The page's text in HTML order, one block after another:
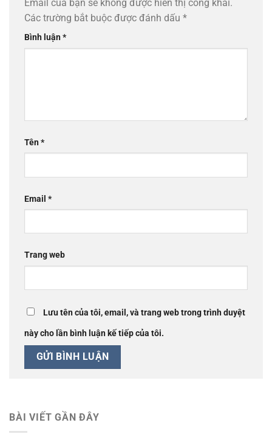
Email của bạn sẽ không được hiển thị công khai.
Các trường bắt buộc được đánh dấu *
Bình luận*
Tên*
Email *
Trang web
Lưu tên của tôi, email, và trang web trong trình duyệt
này cho lần bình luận kế tiếp của tôi.
BÀI VIẾT GẦN ĐÂY